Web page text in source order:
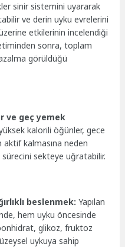
sinir sistemini uyararak
ve derin uyku evrelerini
etkilerinin incelendiği
sonra, toplam
görüldüğü
ve geç yemek
kalorili öğünler, gece
kalmasına neden
sekteye uğratabilir.
beslenmek: Yapılan
hem uyku öncesinde
glikoz, fruktoz
uykuya sahip